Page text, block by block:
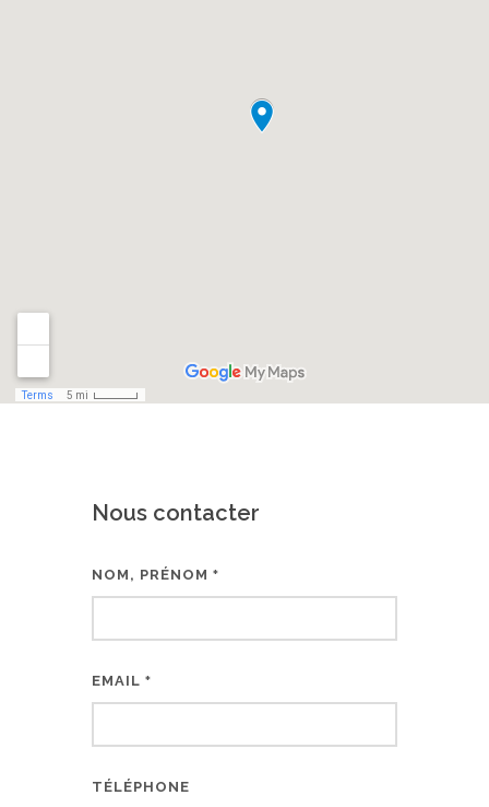
Nous contacter
NOM, PRÉNOM *
EMAIL *
TÉLÉPHONE